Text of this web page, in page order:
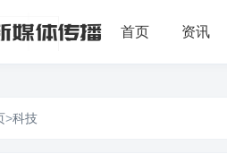
首页 资讯
>科技